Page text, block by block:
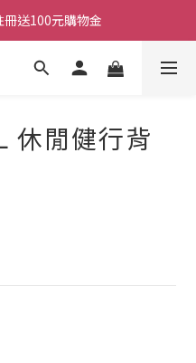
冊送100元購物金
閒健行背